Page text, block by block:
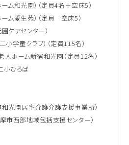
ム和光園）（定員4名＋空床5）
ム愛生苑）（定員 空床5）
ケアセンター）
小学童クラブ）（定員115名）
ホーム新宿和光園（定員12名）
小ひろば
光園居宅介護介護支援事業所）
市西部地域包括支援センター）